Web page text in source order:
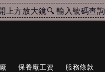
方放大鏡🔍 輸入號碼查詢~~
保養廠工資 服務條款